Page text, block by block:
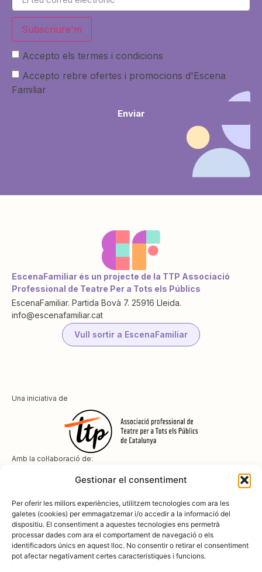
Gestionar el consentiment
Per oferir les millors experiències, utilitzem tecnologies com ara les
galetes (cookies) per emmagatzemar i/o accedir a la informació del
dispositiu. El consentiment a aquestes tecnologies ens permetrà
processar dades com ara el comportament de navegació o els
identificadors únics en aquest lloc. No consentir o retirar el consentiment
pot afectar negativament certes característiques i funcions.
Subscriure'm
Accepto els termes i condicions
Accepto rebre ofertes i promocions d'Escena
Familiar
Enviar
EscenaFamiliar és un projecte de la TTP Associació
Professional de Teatre Per a Tots els Públics
EscenaFamiliar. Partida Bovà 7. 25916 Lleida.
info@escenafamiliar.cat
Vull sortir a EscenaFamiliar
Una iniciativa de
Amb la col·laboració de:
Amb el suport de